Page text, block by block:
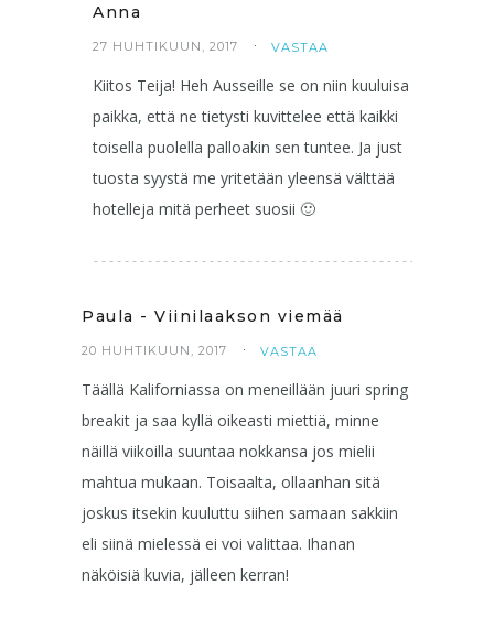
Anna
27 HUHTIKUUN, 2017 VASTAA
Kiitos Teija! Heh Ausseille se on niin kuuluisa
paikka, että ne tietysti kuvittelee että kaikki
toisella puolella palloakin sen tuntee. Ja just
tuosta syystä me yritetään yleensä välttää
hotelleja mitä perheet suosii 🙂
Paula - Viinilaakson viemää
20 HUHTIKUUN, 2017 VASTAA
Täällä Kaliforniassa on meneillään juuri spring
breakit ja saa kyllä oikeasti miettiä, minne
näillä viikoilla suuntaa nokkansa jos mielii
mahtua mukaan. Toisaalta, ollaanhan sitä
joskus itsekin kuuluttu siihen samaan sakkiin
eli siinä mielessä ei voi valittaa. Ihanan
näköisiä kuvia, jälleen kerran!